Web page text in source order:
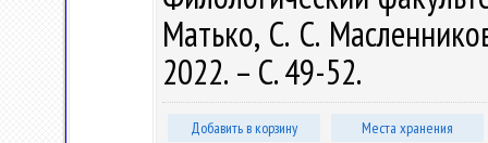
Матько, С. С.
2022. – С. 49-52.
Добавить в корзину Места хранения